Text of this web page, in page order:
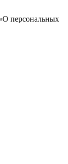
персональных